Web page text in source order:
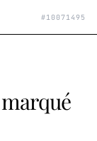
# 10071495